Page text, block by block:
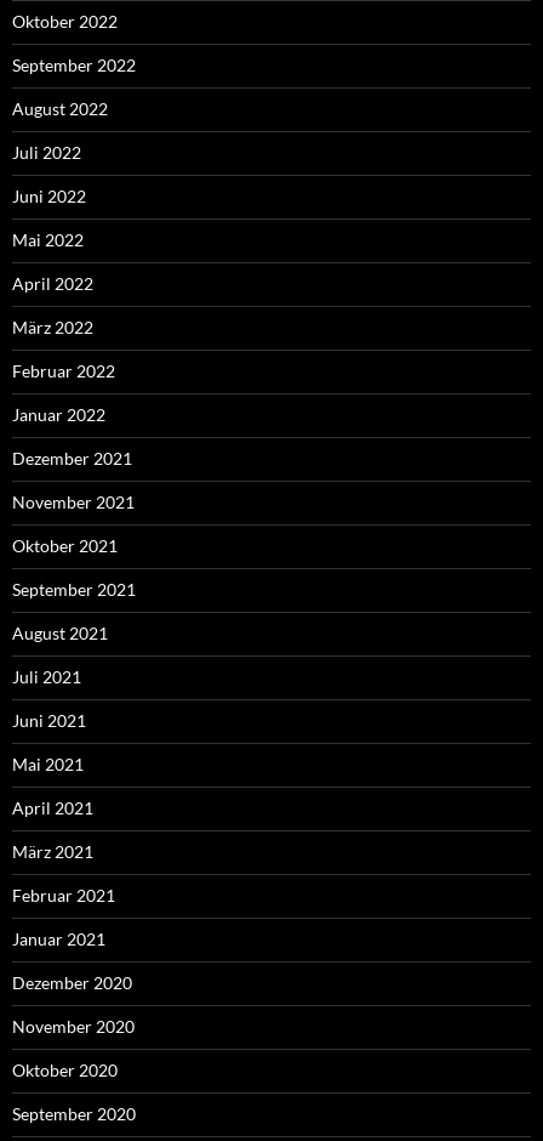
Oktober 2022
September 2022
August 2022
Juli 2022
Juni 2022
Mai 2022
April 2022
März 2022
Februar 2022
Januar 2022
Dezember 2021
November 2021
Oktober 2021
September 2021
August 2021
Juli 2021
Juni 2021
Mai 2021
April 2021
März 2021
Februar 2021
Januar 2021
Dezember 2020
November 2020
Oktober 2020
September 2020